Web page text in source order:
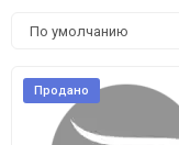
Продано